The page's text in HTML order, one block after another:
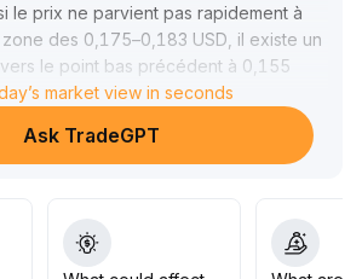
le prix ne parvient pas rapidement à
des 0,175–0,183 USD, il existe un
le point bas précédent à 0,155
les positions des produits dérivés et
montrent un manque de
terme, Stellar continue de s’étendre
des actifs institutionnels et la
market view in seconds
Ask TradeGPT